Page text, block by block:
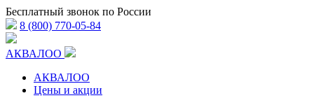
Бесплатный звонок по России
8 (800) 770-05-84
АКВАЛОО
АКВАЛОО
Цены и акции